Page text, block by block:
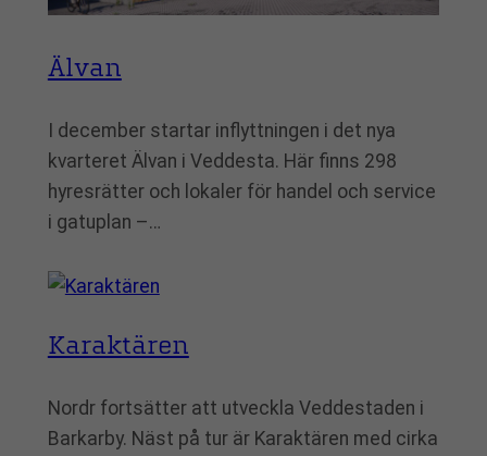
Älvan
I december startar inflyttningen i det nya
kvarteret Älvan i Veddesta. Här finns 298
hyresrätter och lokaler för handel och service
i gatuplan –…
Karaktären
Nordr fortsätter att utveckla Veddestaden i
Barkarby. Näst på tur är Karaktären med cirka